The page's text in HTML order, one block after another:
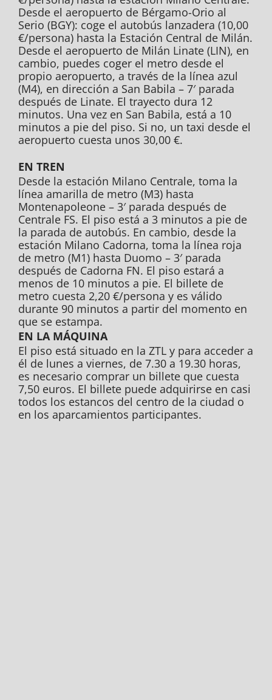
Desde el aeropuerto de Bérgamo-Orio al
Serio (BGY): coge el autobús lanzadera (10,00
€/persona) hasta la Estación Central de Milán.
Desde el aeropuerto de Milán Linate (LIN), en
cambio, puedes coger el metro desde el
propio aeropuerto, a través de la línea azul
(M4), en dirección a San Babila – 7′ parada
después de Linate. El trayecto dura 12
minutos. Una vez en San Babila, está a 10
minutos a pie del piso. Si no, un taxi desde el
aeropuerto cuesta unos 30,00 €.
EN TREN
Desde la estación Milano Centrale, toma la
línea amarilla de metro (M3) hasta
Montenapoleone – 3′ parada después de
Centrale FS. El piso está a 3 minutos a pie de
la parada de autobús. En cambio, desde la
estación Milano Cadorna, toma la línea roja
de metro (M1) hasta Duomo – 3′ parada
después de Cadorna FN. El piso estará a
menos de 10 minutos a pie. El billete de
metro cuesta 2,20 €/persona y es válido
durante 90 minutos a partir del momento en
que se estampa.
EN LA MÁQUINA
El piso está situado en la ZTL y para acceder a
él de lunes a viernes, de 7.30 a 19.30 horas,
es necesario comprar un billete que cuesta
7,50 euros. El billete puede adquirirse en casi
todos los estancos del centro de la ciudad o
en los aparcamientos participantes.